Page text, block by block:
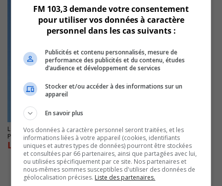
LONGUEUIL
Publié le 22 septembre 2025 à 06h52
Le transport collectif est perturbé à la STM
FM 103,3 demande votre consentement
pour utiliser vos données à caractère
personnel dans les cas suivants :
Publicités et contenu personnalisés, mesure de
performance des publicités et du contenu, études
d’audience et développement de services
Stocker et/ou accéder à des informations sur un
appareil
En savoir plus
Vos données à caractère personnel seront traitées, et les
informations liées à votre appareil (cookies, identifiants
uniques et autres types de données) pourront être stockées
et consultées par 66 partenaires, ainsi que partagées avec lui,
ou utilisées spécifiquement par ce site. Nos partenaires et
nous-mêmes sommes susceptibles d'utiliser des données de
géolocalisation précises. Liste des partenaires.